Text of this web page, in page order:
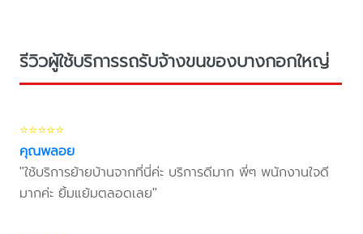
รีวิวผู้ใช้บริการรถรับจ้างขนของบางกอกใหญ่
⭐⭐⭐⭐⭐
คุณพลอย
"ใช้บริการย้ายบ้านจากที่นี่ค่ะ บริการดีมาก พี่ๆ พนักงานใจดี
มากค่ะ ยิ้มแย้มตลอดเลย"